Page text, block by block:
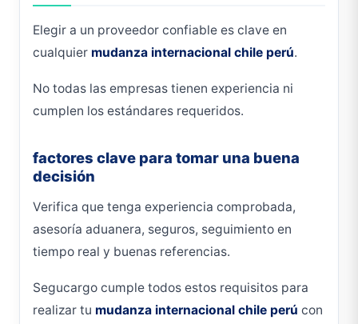
Elegir a un proveedor confiable es clave en
cualquier mudanza internacional chile perú.
No todas las empresas tienen experiencia ni
cumplen los estándares requeridos.
factores clave para tomar una buena
decisión
Verifica que tenga experiencia comprobada,
asesoría aduanera, seguros, seguimiento en
tiempo real y buenas referencias.
Segucargo cumple todos estos requisitos para
realizar tu mudanza internacional chile perú con